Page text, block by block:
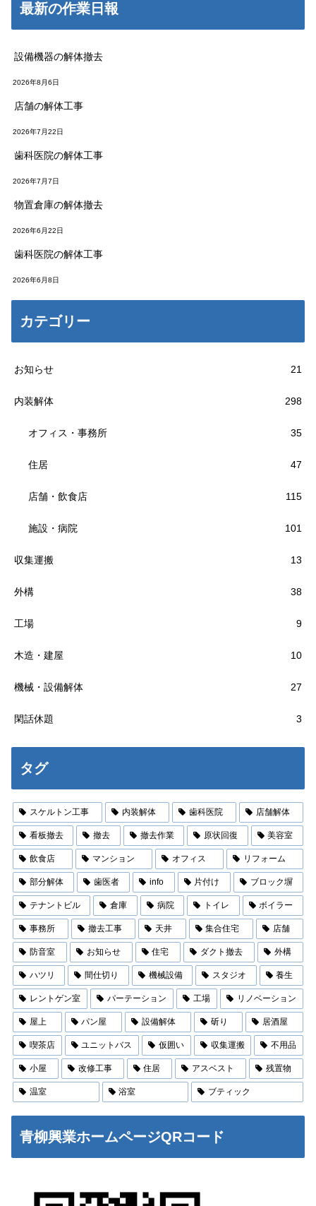
最新の作業日報
設備機器の解体撤去
2026年8月6日
店舗の解体工事
2026年7月22日
歯科医院の解体工事
2026年7月7日
物置倉庫の解体撤去
2026年6月22日
歯科医院の解体工事
2026年6月8日
カテゴリー
お知らせ 21
内装解体 298
オフィス・事務所 35
住居 47
店舗・飲食店 115
施設・病院 101
収集運搬 13
外構 38
工場 9
木造・建屋 10
機械・設備解体 27
閑話休題 3
タグ
スケルトン工事 内装解体 歯科医院 店舗解体
看板撤去 撤去 撤去作業 原状回復 美容室
飲食店 マンション オフィス リフォーム
部分解体 歯医者 info 片付け ブロック塀
テナントビル 倉庫 病院 トイレ ボイラー
事務所 撤去工事 天井 集合住宅 店舗
防音室 お知らせ 住宅 ダクト撤去 外構
ハツリ 間仕切り 機械設備 スタジオ 養生
レントゲン室 パーテーション 工場 リノベーション
屋上 パン屋 設備解体 斫り 居酒屋
喫茶店 ユニットバス 仮囲い 収集運搬 不用品
小屋 改修工事 住居 アスベスト 残置物
温室 浴室 ブティック
青柳興業ホームページQRコード